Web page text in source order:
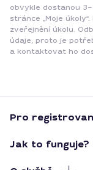
obvykle dostanou
stránce „Moje
zveřejnění úkolu.
údaje, proto je
a kontaktovat ho
Pro
Jak to funguje?